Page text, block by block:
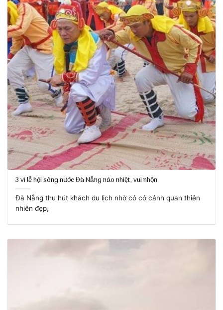
3 vì lễ hội sông nước Đà Nẵng náo nhiệt, vui nhộn
Đà Nẵng thu hút khách du lịch nhờ có có cảnh quan thiên
nhiên đẹp,